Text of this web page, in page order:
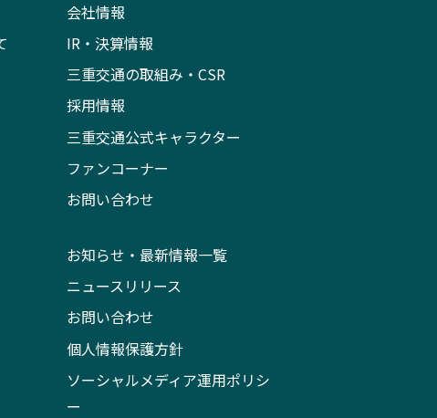
会社情報
IR・決算情報
三重交通の取組み・CSR
採用情報
三重交通公式キャラクター
ファンコーナー
お問い合わせ
お知らせ・最新情報一覧
ニュースリリース
お問い合わせ
個人情報保護方針
ソーシャルメディア運用ポリシ
ー